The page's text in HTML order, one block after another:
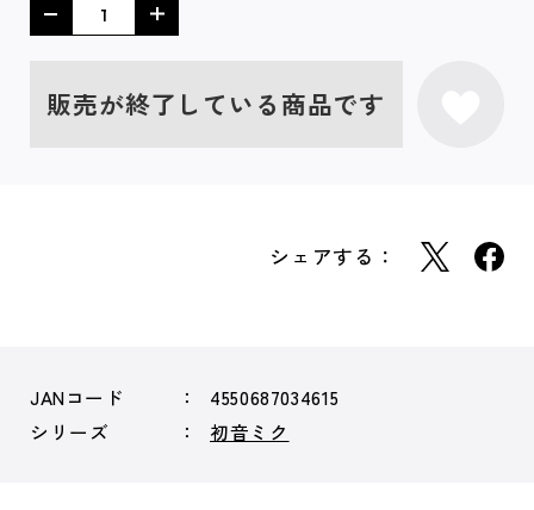
販売が終了している商品です
シェアする：
JANコード
4550687034615
シリーズ
初音ミク